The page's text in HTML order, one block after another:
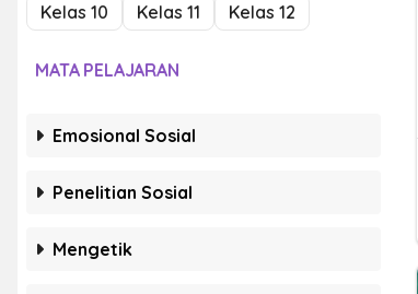
Kelas 10
Kelas 11 Kelas 12
MATA PELAJARAN
Emosional Sosial
Penelitian Sosial
Mengetik